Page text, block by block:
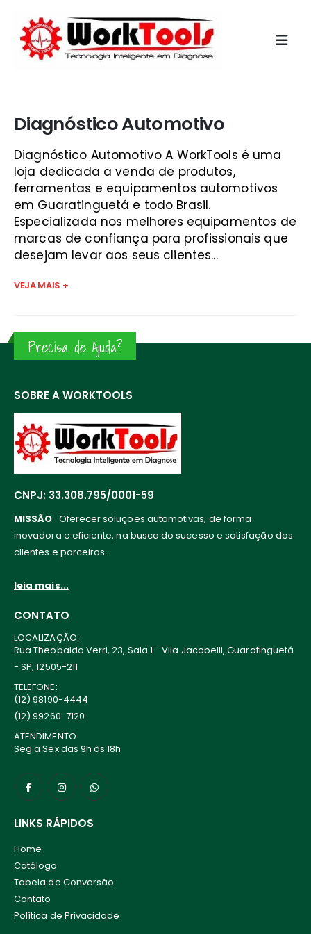
Diagnóstico Automotivo
Diagnóstico Automotivo A WorkTools é uma
loja dedicada a venda de produtos,
ferramentas e equipamentos automotivos
em Guaratinguetá e todo Brasil.
Especializada nos melhores equipamentos de
marcas de confiança para profissionais que
desejam levar aos seus clientes...
VEJA MAIS +
Precisa de Ajuda?
SOBRE A WORKTOOLS
CNPJ: 33.308.795/0001-59
MISSÃO Oferecer soluções automotivas, de forma
inovadora e eficiente, na busca do sucesso e satisfação dos
clientes e parceiros.
leia mais...
CONTATO
LOCALIZAÇÃO:
Rua Theobaldo Verri, 23, Sala 1 - Vila Jacobelli, Guaratinguetá
- SP, 12505-211
TELEFONE:
(12) 98190-4444
(12) 99260-7120
ATENDIMENTO:
Seg a Sex das 9h às 18h
LINKS RÁPIDOS
Home
Catálogo
Tabela de Conversão
Contato
Política de Privacidade